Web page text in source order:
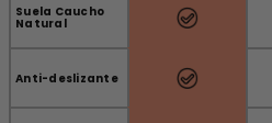
Suela Caucho
Natural
Anti-deslizante